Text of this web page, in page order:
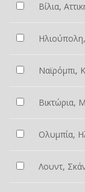
Βίλια,
Ναϊρόμπι,
Βικτώρια,
Ολυμπία,
Λουντ,